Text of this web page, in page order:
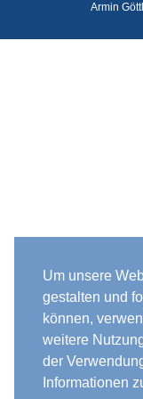
Um unsere
gestalten und
können,
weitere
der
Informationen
Armin